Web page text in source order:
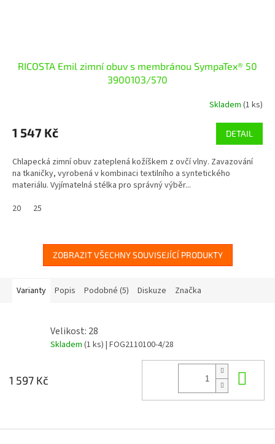
RICOSTA Emil zimní obuv s membránou SympaTex® 50
3900103/570
Skladem (1 ks)
1 547 Kč DETAIL
Chlapecká zimní obuv zateplená kožíškem z ovčí vlny. Zavazování
na tkaničky, vyrobená v kombinaci textilního a syntetického
materiálu. Vyjímatelná stélka pro správný výběr...
20
25
ZOBRAZIT VŠECHNY SOUVISEJÍCÍ PRODUKTY
Varianty Popis Podobné (5) Diskuze Značka
Velikost: 28
Skladem (1 ks) | FOG2110100-4/28
1 597 Kč